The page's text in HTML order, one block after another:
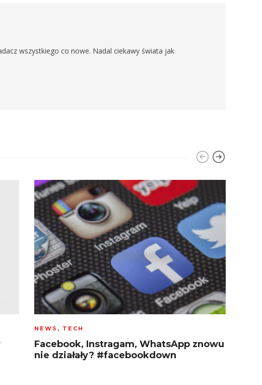
wszystkiego co nowe. Nadal ciekawy świata jak
NEWS , TECH
Facebook, Instragam, WhatsApp znowu
nie działały? #facebookdown